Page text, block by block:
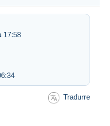
17:58
Tradurre